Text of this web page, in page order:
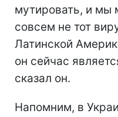
мутировать, и мы
совсем не тот
Латинской
он сейчас
сказал он.
Напомним, в